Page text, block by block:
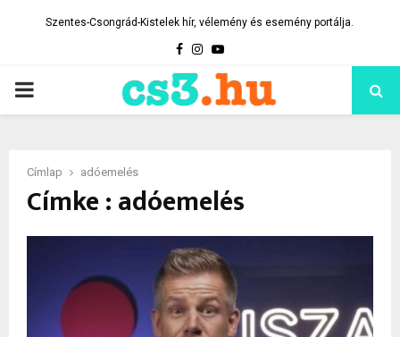
Szentes-Csongrád-Kistelek hír, vélemény és esemény portálja.
Facebook
Instagram
Youtube
PRIMARY
Címlap adóemelés
Címke : adóemelés